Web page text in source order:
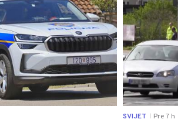
SVIJET Pre 7 h